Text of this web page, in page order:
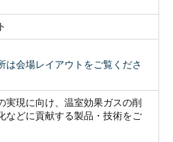
は会場レイアウトをご覧くださ
実現に向け、温室効果ガスの削
などに貢献する製品・技術をご